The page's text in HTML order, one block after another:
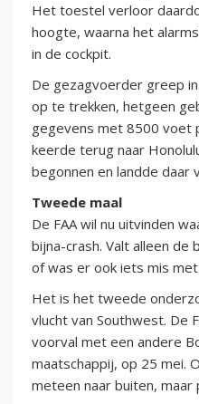
Het toestel verloor
hoogte, waarna het
in de cockpit.
De gezagvoerder greep
op te trekken, hetgeen
gegevens met 8500 voet
keerde terug naar
begonnen en landde daar
Tweede maal
De FAA wil nu uitvinden
bijna-crash. Valt alleen
of was er ook iets mis met
Het is het tweede
vlucht van Southwest. De
voorval met een andere
maatschappij, op 25 mei.
meteen naar buiten, maar